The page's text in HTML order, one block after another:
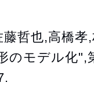
哲也,高橋
のモデル化",